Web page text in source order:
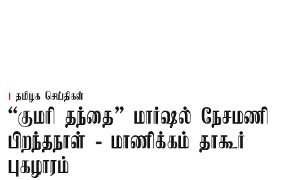
தமிழக செய்திகள்
“குமரி தந்தை” மார்ஷல் நேசமணி
பிறந்தநாள் - மாணிக்கம் தாகூர்
புகழாரம்